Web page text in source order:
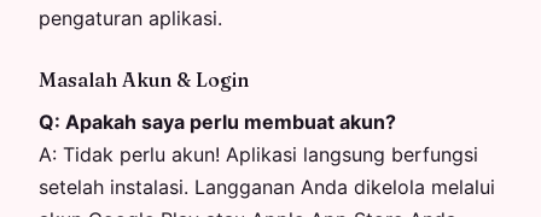
pengaturan aplikasi.
Masalah Akun & Login
Q: Apakah saya perlu membuat akun?
A: Tidak perlu akun! Aplikasi langsung berfungsi
setelah instalasi. Langganan Anda dikelola melalui